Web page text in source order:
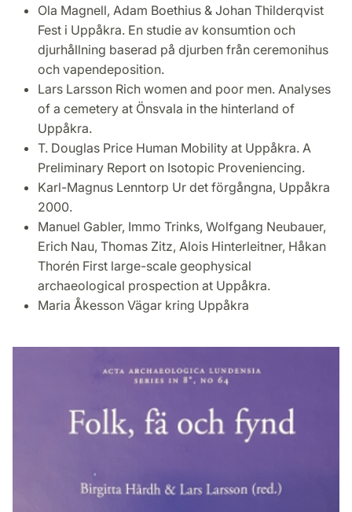
Ola Magnell, Adam Boethius & Johan Thilderqvist
Fest i Uppåkra. En studie av konsumtion och
djurhållning baserad på djurben från ceremonihus
och vapendeposition.
Lars Larsson Rich women and poor men. Analyses
of a cemetery at Önsvala in the hinterland of
Uppåkra.
T. Douglas Price Human Mobility at Uppåkra. A
Preliminary Report on Isotopic Proveniencing.
Karl-Magnus Lenntorp Ur det förgångna, Uppåkra
2000.
Manuel Gabler, Immo Trinks, Wolfgang Neubauer,
Erich Nau, Thomas Zitz, Alois Hinterleitner, Håkan
Thorén First large-scale geophysical
archaeological prospection at Uppåkra.
Maria Åkesson Vägar kring Uppåkra